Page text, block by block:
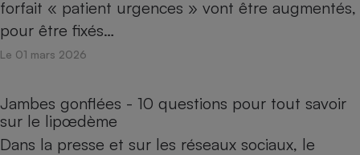
forfait « patient urgences » vont être augmentés,
pour être fixés…
Le 01 mars 2026
Jambes gonflées - 10 questions pour tout savoir
sur le lipœdème
Dans la presse et sur les réseaux sociaux, le